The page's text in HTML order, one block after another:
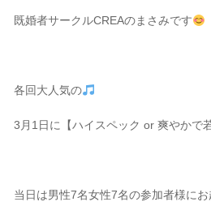
既婚者サークルCREAのまさみです
各回大人気の
3月1日に【ハイスペック or 爽やかで
当日は男性7名女性7名の参加者様にお